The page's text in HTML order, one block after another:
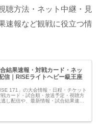
聴方法・ネット中継・見
速報など観戦に役立つ情
合結果速報・対戦カード・ネッ
信｜RISEライトヘビー級王座
171」の大会情報・日程・チケット
カード・試合順・放送予定・視聴方
し配信や、最新情報・試合結果速報